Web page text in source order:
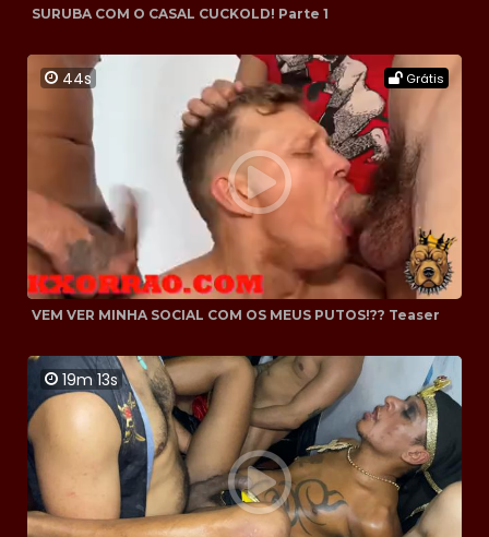
SURUBA COM O CASAL CUCKOLD! Parte 1
44s Grátis
VEM VER MINHA SOCIAL COM OS MEUS PUTOS!?? Teaser
19m 13s